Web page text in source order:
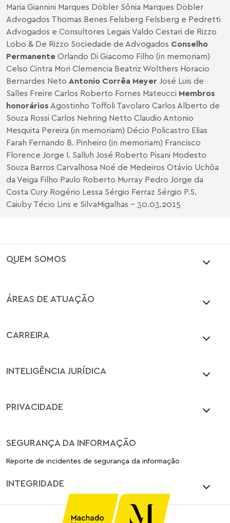
Maria Giannini Marques Döbler Sônia Marques Döbler
Advogados Thomas Benes Felsberg Felsberg e Pedretti
Advogados e Consultores Legais Valdo Cestari de Rizzo
Lobo & De Rizzo Sociedade de Advogados Conselho
Permanente Orlando Di Giacomo Filho (in memoriam)
Celso Cintra Mori Clemencia Beatriz Wolthers Horacio
Bernardes Neto Antonio Corrêa Meyer José Luis de
Salles Freire Carlos Roberto Fornes Mateucci Membros
honorários Agostinho Toffoli Tavolaro Carlos Alberto de
Souza Rossi Carlos Nehring Netto Claudio Antonio
Mesquita Pereira (in memoriam) Décio Policastro Elias
Farah Fernando B. Pinheiro (in memoriam) Francisco
Florence Jorge I. Salluh José Roberto Pisani Modesto
Souza Barros Carvalhosa Noé de Medeiros Otávio Uchôa
da Veiga Filho Paulo Roberto Murray Pedro Jorge da
Costa Cury Rogério Lessa Sérgio Ferraz Sérgio P.S.
Caiuby Técio Lins e SilvaMigalhas - 30.03.2015
QUEM SOMOS
ÁREAS DE ATUAÇÃO
CARREIRA
INTELIGÊNCIA JURÍDICA
PRIVACIDADE
SEGURANÇA DA INFORMAÇÃO
Reporte de incidentes de segurança da informação
INTEGRIDADE